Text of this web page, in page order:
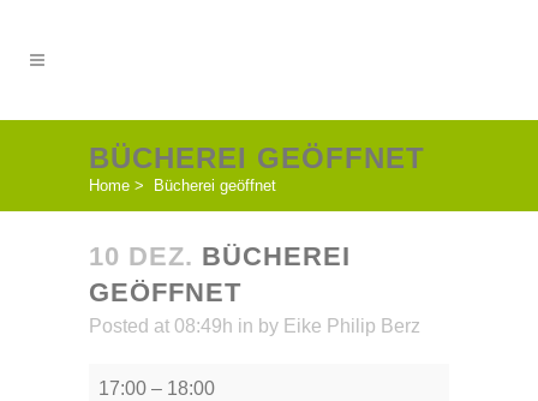
BÜCHEREI GEÖFFNET
Home > Bücherei geöffnet
10 DEZ. BÜCHEREI
GEÖFFNET
Posted at 08:49h in by Eike Philip Berz
Bücherei
17:00 – 18:00